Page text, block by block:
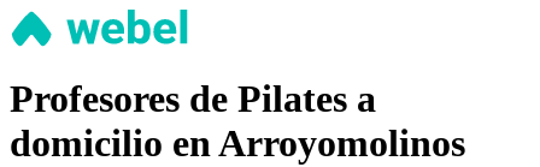
Profesores de Pilates a
domicilio en Arroyomolinos